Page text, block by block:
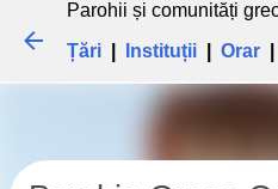
Parohii și comunități
Țări
Instituții Orar